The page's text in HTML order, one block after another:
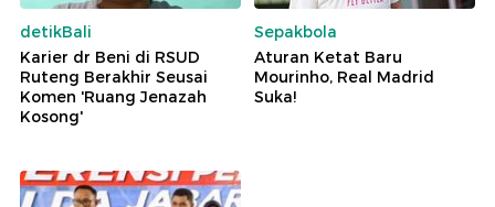
detikBali
Karier dr Beni di RSUD
Ruteng Berakhir Seusai
Komen 'Ruang Jenazah
Kosong'
Sepakbola
Aturan Ketat Baru
Mourinho, Real Madrid
Suka!